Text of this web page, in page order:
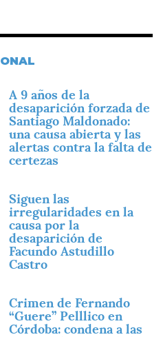
A 9 años de la
desaparición forzada de
Santiago Maldonado:
una causa abierta y las
alertas contra la falta de
certezas
Siguen las
irregularidades en la
causa por la
desaparición de
Facundo Astudillo
Castro
Crimen de Fernando
“Guere” Pelllico en
Córdoba: condena a las